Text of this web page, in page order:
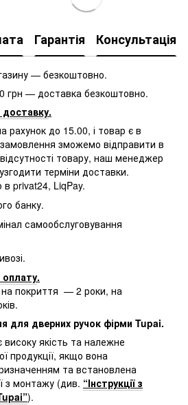
Гарантія Консультація
— безкоштовно.
грн — доставка безкоштовно.
доставку.
рахунок до 15.00, і товар є в
зможемо відправити в
товару, наш менеджер
терміни доставки.
privat24, LiqPay.
банку.
самообслуговування
оплату.
на покриття — 2 роки, на
для дверних ручок фірми Tupai.
якість та належне
продукції, якщо вона
та встановлена
з монтажу (див. “Інструкції з
).